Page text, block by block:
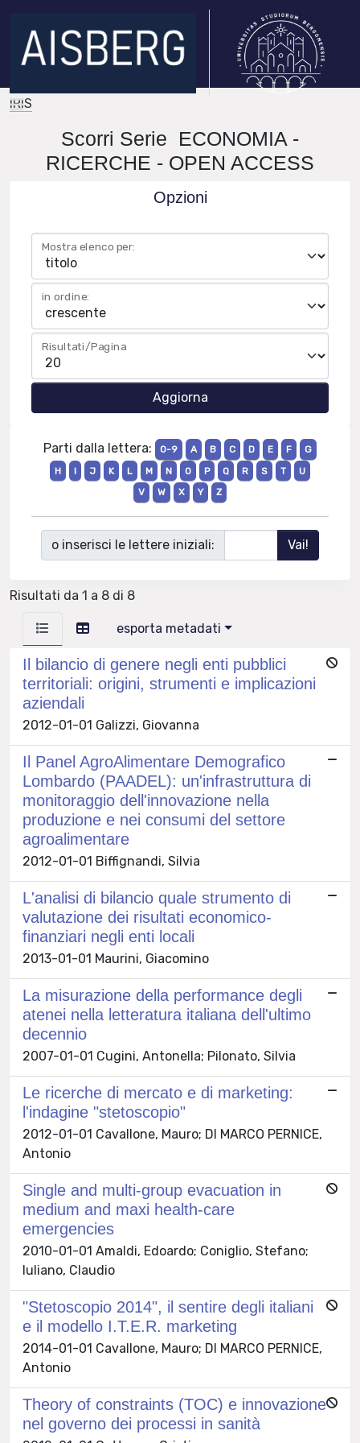
IRIS
Scorri Serie ECONOMIA -
RICERCHE - OPEN ACCESS
Opzioni
Mostra elenco per:
in ordine:
Risultati/Pagina
Parti dalla lettera: 0-9 A B C D E F
G
H
I J K L M N O P Q R S T
U
V
W X Y Z
o inserisci le lettere iniziali:
Risultati da 1 a 8 di 8
esporta metadati
Il bilancio di genere negli enti pubblici
territoriali: origini, strumenti e implicazioni
aziendali
2012-01-01 Galizzi, Giovanna
Il Panel AgroAlimentare Demografico
Lombardo (PAADEL): un'infrastruttura di
monitoraggio dell'innovazione nella
produzione e nei consumi del settore
agroalimentare
2012-01-01 Biffignandi, Silvia
L'analisi di bilancio quale strumento di
valutazione dei risultati economico-
finanziari negli enti locali
2013-01-01 Maurini, Giacomino
La misurazione della performance degli
atenei nella letteratura italiana dell'ultimo
decennio
2007-01-01 Cugini, Antonella; Pilonato, Silvia
Le ricerche di mercato e di marketing:
l'indagine "stetoscopio"
2012-01-01 Cavallone, Mauro; DI MARCO PERNICE,
Antonio
Single and multi-group evacuation in
medium and maxi health-care
emergencies
2010-01-01 Amaldi, Edoardo; Coniglio, Stefano;
Iuliano, Claudio
"Stetoscopio 2014", il sentire degli italiani
e il modello I.T.E.R. marketing
2014-01-01 Cavallone, Mauro; DI MARCO PERNICE,
Antonio
Theory of constraints (TOC) e innovazione
nel governo dei processi in sanità